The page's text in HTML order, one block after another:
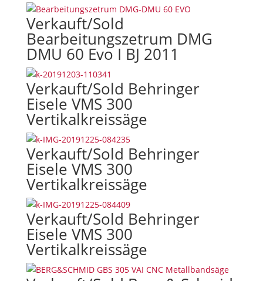
Verkauft/Sold
Bearbeitungszetrum DMG
DMU 60 Evo I BJ 2011
Verkauft/Sold Behringer
Eisele VMS 300
Vertikalkreissäge
Verkauft/Sold Behringer
Eisele VMS 300
Vertikalkreissäge
Verkauft/Sold Behringer
Eisele VMS 300
Vertikalkreissäge